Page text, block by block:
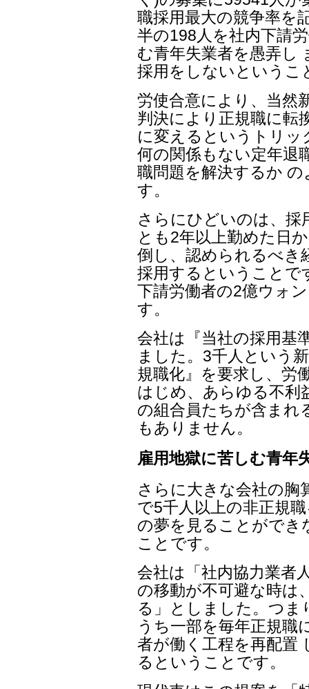
職採用最大の競争率を
半の198人を社内下請
む青年失業者を愚弄し
採用をしないというこ
労使合意により、当然
判決により正規職に転
に変えるというトリッ
何の関係もない定年退
職問題を解決するか
す。
さらにひどいのは、採
とも2年以上勤めた日
倒し、認められるべき
採用するということで
下請労働者の2億ウォ
す。
会社は『当社の採用基
ました。3千人という
規職化』を要求し、労
はじめ、あらゆる不利
の組合員たちが含まれ
もありません。
雇用地獄に苦しむ青年
さらに大きな会社の胸
で5千人以上の非正規
の夢を見ることができ
ことです。
会社は「社内協力業者
の移動が不可避な時は
る」としました。つま
うち一部を毎年正規職
者が働く工程を再配置
るということです。